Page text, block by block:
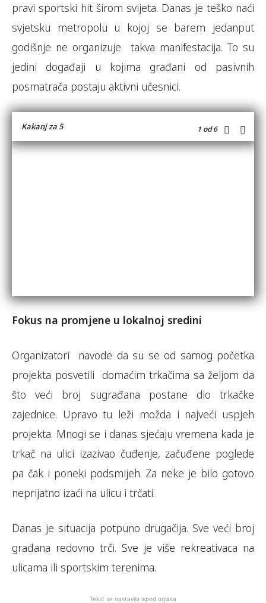
pravi sportski hit širom svijeta. Danas je teško naći
svjetsku metropolu u kojoj se barem jedanput
godišnje ne organizuje takva manifestacija. To su
jedini događaji u kojima građani od pasivnih
posmatrača postaju aktivni učesnici.
Kakanj za 5 1 od 6
Fokus na promjene u lokalnoj sredini
Organizatori navode da su se od samog početka
projekta posvetili domaćim trkačima sa željom da
što veći broj sugrađana postane dio trkačke
zajednice. Upravo tu leži možda i najveći uspjeh
projekta. Mnogi se i danas sjećaju vremena kada je
trkač na ulici izazivao čuđenje, začuđene poglede
pa čak i poneki podsmijeh. Za neke je bilo gotovo
neprijatno izaći na ulicu i trčati.
Danas je situacija potpuno drugačija. Sve veći broj
građana redovno trči. Sve je više rekreativaca na
ulicama ili sportskim terenima.
Tekst se nastavlja ispod oglasa